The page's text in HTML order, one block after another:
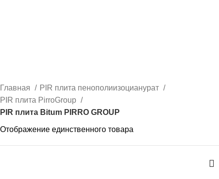
Главная
PIR плита пенополиизоцианурат
PIR плита PirroGroup
PIR плита Bitum PIRRO GROUP
Отображение единственного товара